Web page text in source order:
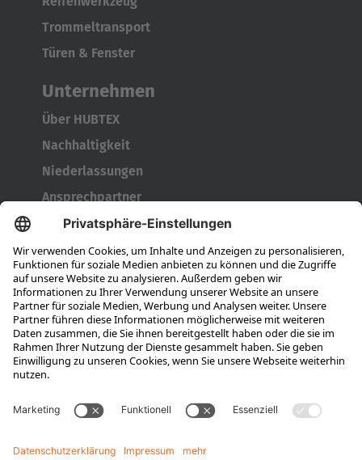
Trommeltransport
Türen & Fenster
Unternehmen
Über HUBTEX
Nachhaltigkeit
Niederlassungen
Ansprechpartner
Karriere
Ausbildung
Berufseinsteiger & Erfahrene
Das bieten wir
Das ist HUBTEX
Stellenangebote
Wissen